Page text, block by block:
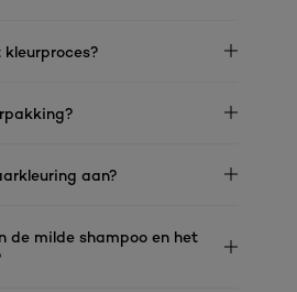
aan?
de milde shampoo en het